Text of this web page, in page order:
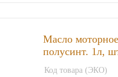
Масло
полусинт. 1л,
Код товара (ЭКО)